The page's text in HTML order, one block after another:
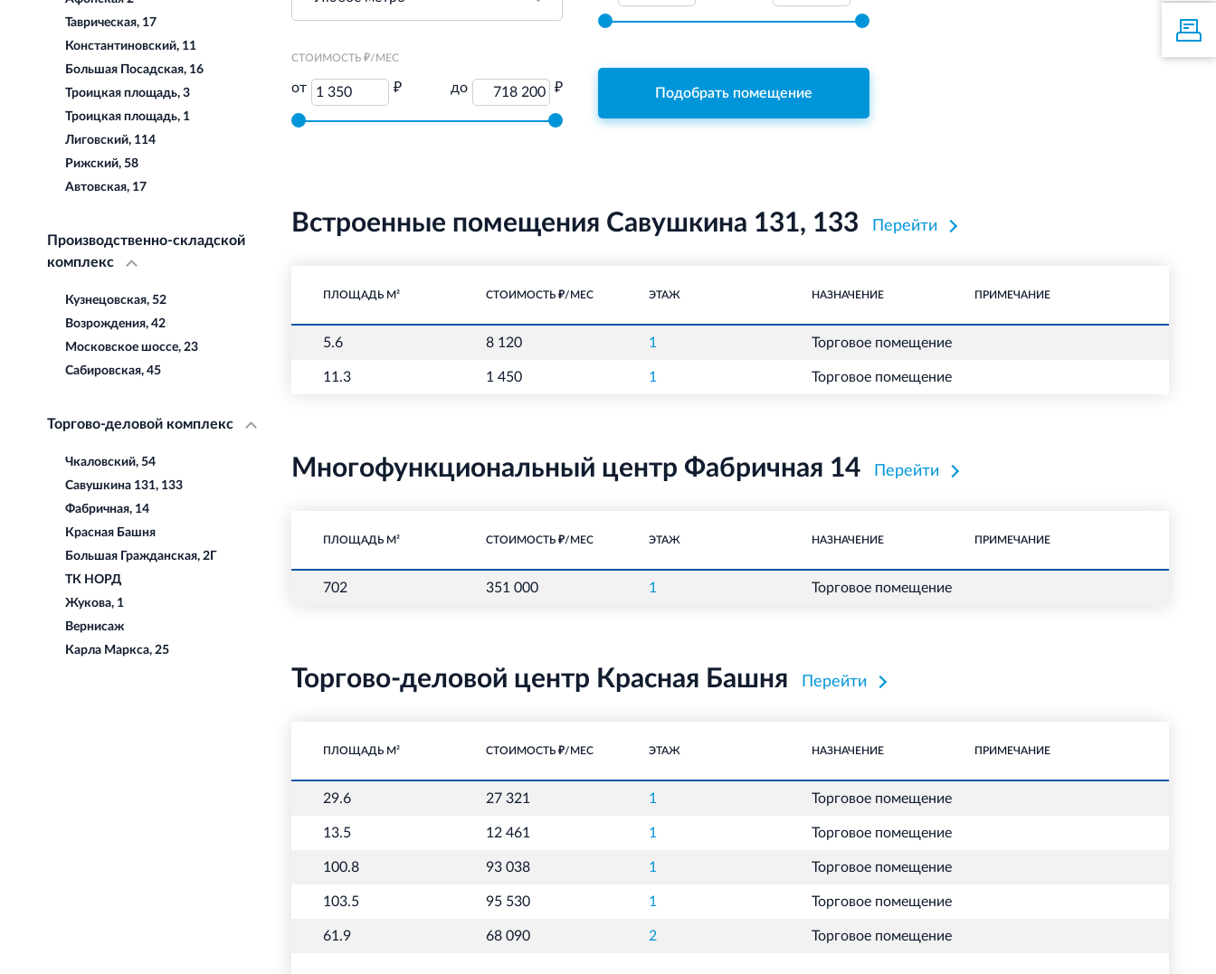
Таврическая, 17
Константиновский, 11
Большая Посадская, 16
Троицкая площадь, 3
Троицкая площадь, 1
Лиговский, 114
Рижский, 58
Автовская, 17
Производственно-складской
комплекс
Кузнецовская, 52
Возрождения, 42
Московское шоссе, 23
Сабировская, 45
Торгово-деловой комплекс
Чкаловский, 54
Савушкина 131, 133
Фабричная, 14
Красная Башня
Большая Гражданская, 2Г
ТК НОРД
Жукова, 1
Вернисаж
Карла Маркса, 25
СТОИМОСТЬ ₽/МЕС
от 1 350 ₽ до 718 200 ₽ Подобрать помещение
Встроенные помещения Савушкина 131, 133 Перейти
ПЛОЩАДЬ М² СТОИМОСТЬ ₽/МЕС ЭТАЖ НАЗНАЧЕНИЕ ПРИМЕЧАНИЕ
5.6 8 120 1 Торговое помещение
11.3 1 450 1 Торговое помещение
Многофункциональный центр Фабричная 14 Перейти
ПЛОЩАДЬ М² СТОИМОСТЬ ₽/МЕС ЭТАЖ НАЗНАЧЕНИЕ ПРИМЕЧАНИЕ
702 351 000 1 Торговое помещение
Торгово-деловой центр Красная Башня Перейти
ПЛОЩАДЬ М² СТОИМОСТЬ ₽/МЕС ЭТАЖ НАЗНАЧЕНИЕ ПРИМЕЧАНИЕ
29.6 27 321 1 Торговое помещение
13.5 12 461 1 Торговое помещение
100.8 93 038 1 Торговое помещение
103.5 95 530 1 Торговое помещение
61.9 68 090 2 Торговое помещение